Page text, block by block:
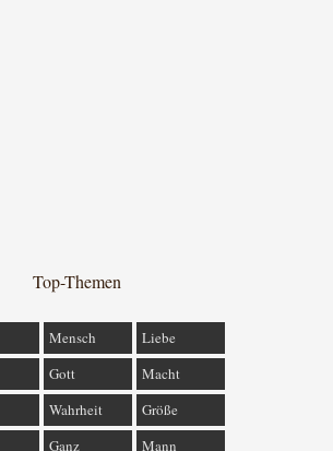
Top-Themen
Mensch
Liebe
Gott
Macht
Wahrheit
Größe
Ganz Mann